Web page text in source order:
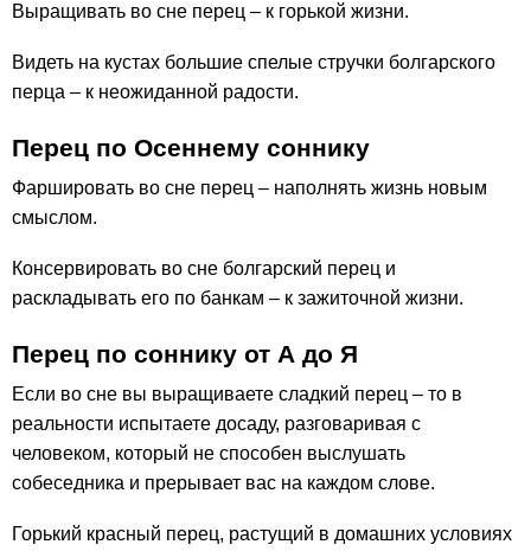
Выращивать во сне перец – к горькой жизни.
Видеть на кустах большие спелые стручки болгарского
перца – к неожиданной радости.
Перец по Осеннему соннику
Фаршировать во сне перец – наполнять жизнь новым
смыслом.
Консервировать во сне болгарский перец и
раскладывать его по банкам – к зажиточной жизни.
Перец по соннику от А до Я
Если во сне вы выращиваете сладкий перец – то в
реальности испытаете досаду, разговаривая с
человеком, который не способен выслушать
собеседника и прерывает вас на каждом слове.
Горький красный перец, растущий в домашних условиях